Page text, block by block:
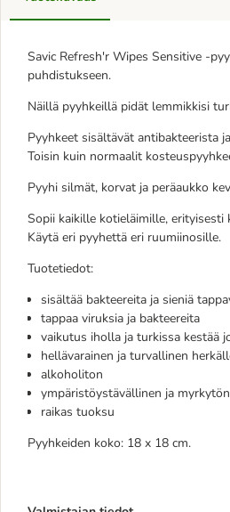
Savic Refresh'r Wipes Sensitive -
puhdistukseen.
Näillä pyyhkeillä pidät lemmikkisi
Pyyhkeet sisältävät antibakteerista
Toisin kuin normaalit
Pyyhi silmät, korvat ja peräaukko
Sopii kaikille kotieläimille,
Käytä eri pyyhettä eri ruumiinosille.
Tuotetiedot:
sisältää bakteereita ja sieniä
tappaa viruksia ja bakteereita
vaikutus iholla ja turkissa kestää
hellävarainen ja turvallinen
alkoholiton
ympäristöystävällinen ja myrkytön
raikas tuoksu
Pyyhkeiden koko: 18 x 18 cm.